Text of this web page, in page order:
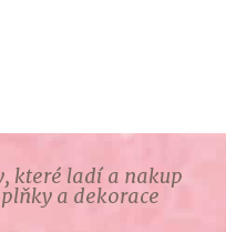
které ladí a nakup
a dekorace